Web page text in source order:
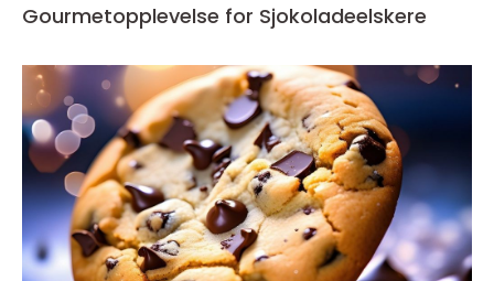
Gourmetopplevelse for Sjokoladeelskere